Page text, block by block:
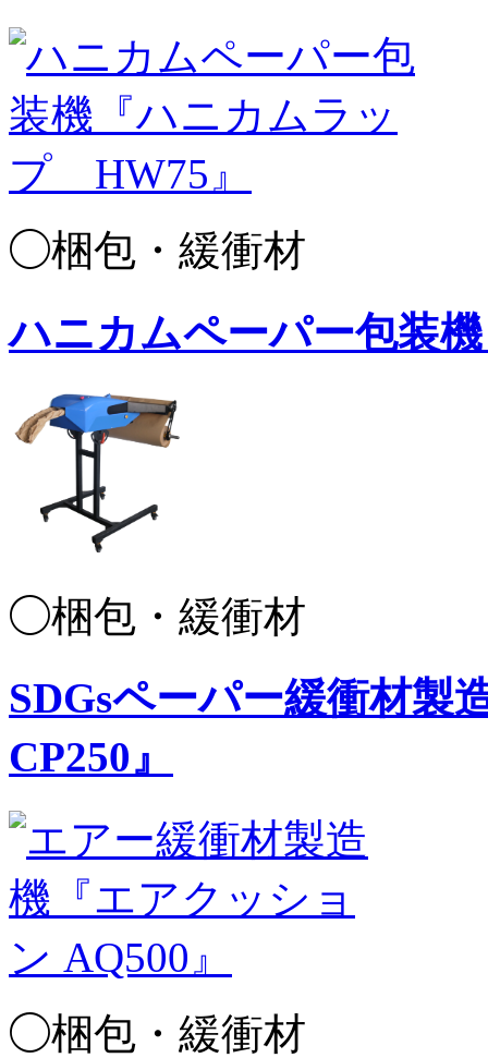
◯梱包・緩衝材
ハニカムペーパー包装
◯梱包・緩衝材
SDGsペーパー緩衝材
CP250』
◯梱包・緩衝材